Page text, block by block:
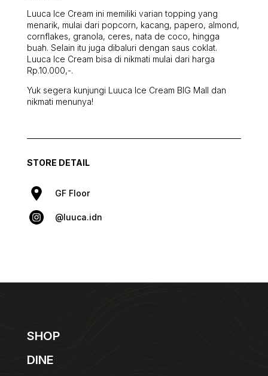
Luuca Ice Cream ini memiliki varian topping yang
menarik, mulai dari popcorn, kacang, papero, almond,
cornflakes, granola, ceres, nata de coco, hingga
buah. Selain itu juga dibaluri dengan saus coklat.
Luuca Ice Cream bisa di nikmati mulai dari harga
Rp.10.000,-.
Yuk segera kunjungi Luuca Ice Cream BIG Mall dan
nikmati menunya!
STORE DETAIL
GF Floor
@luuca.idn
SHOP
DINE